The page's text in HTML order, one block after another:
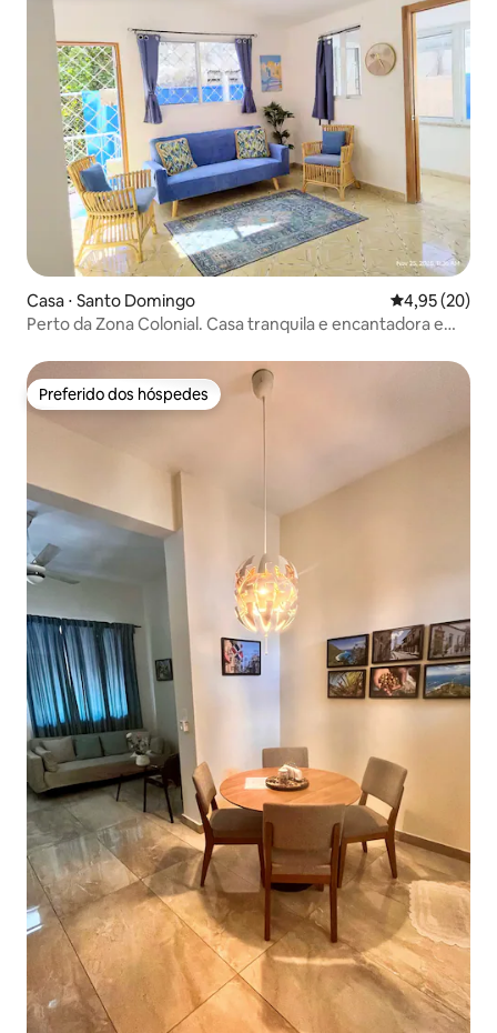
Casa ⋅ Santo Domingo 4,95 de uma
4,95 (20)
Perto da Zona Colonial. Casa tranquila e encantadora em
Preferido dos hóspedes
Preferido dos hóspedes